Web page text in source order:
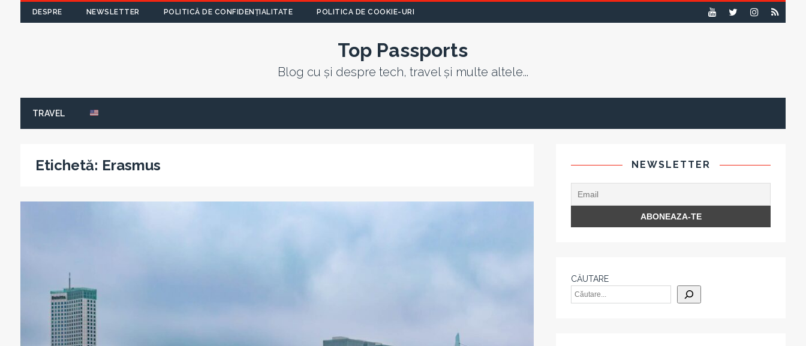
DESPRE NEWSLETTER POLITICĂ DE CONFIDENȚIALITATE POLITICA DE COOKIE-URI
Top Passports
Blog cu și despre tech, travel și multe altele...
TRAVEL
Etichetă: Erasmus NEWSLETTER
CĂUTARE